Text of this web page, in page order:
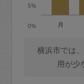
＋交
依頼
金額
0%
5%
月
横浜市では
用が少